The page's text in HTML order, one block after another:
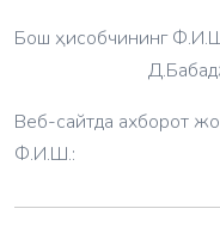
Бош
Веб-сайтда ахборот
Ф.И.Ш.:‎